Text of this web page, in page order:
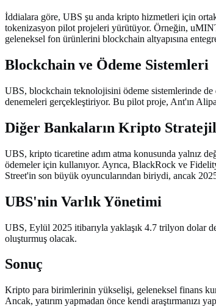
İddialara göre, UBS şu anda kripto hizmetleri için
tokenizasyon pilot projeleri yürütüyor. Örneğin,
geleneksel fon ürünlerini blockchain altyapısına
Blockchain ve Ödeme Sistemleri
UBS, blockchain teknolojisini ödeme sistemlerinde de
denemeleri gerçekleştiriyor. Bu pilot proje, Ant'ın
Diğer Bankaların Kripto
UBS, kripto ticaretine adım atma konusunda yalnız
ödemeler için kullanıyor. Ayrıca, BlackRock ve
Street'in son büyük oyuncularından biriydi, ancak
UBS'nin Varlık Yönetimi
UBS, Eylül 2025 itibarıyla yaklaşık 4.7 trilyon dolar
oluşturmuş olacak.
Sonuç
Kripto para birimlerinin yükselişi, geleneksel finans
Ancak, yatırım yapmadan önce kendi araştırmanızı